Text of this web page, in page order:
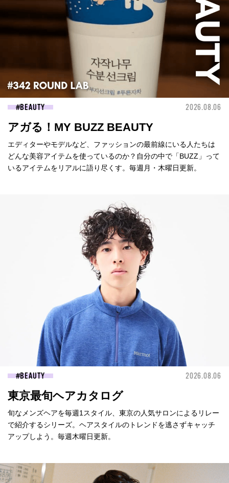
BEAUTY 2026.08.06
アガる！MY BUZZ BEAUTY
エディターやモデルなど、ファッションの最前線にいる人たちは
どんな美容アイテムを使っているのか？自分の中で「BUZZ」って
いるアイテムをリアルに語り尽くす。毎週月・木曜日更新。
BEAUTY 2026.08.06
東京最旬ヘアカタログ
旬なメンズヘアを毎週1スタイル、東京の人気サロンによるリレー
で紹介するシリーズ。ヘアスタイルのトレンドを逃さずキャッチ
アップしよう。毎週木曜日更新。